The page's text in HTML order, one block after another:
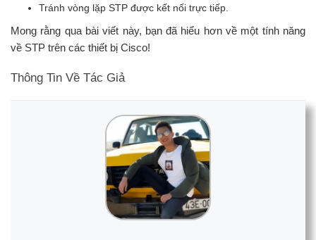
Tránh vòng lặp STP được kết nối trực tiếp.
Mong rằng qua bài viết này, bạn đã hiểu hơn về một tính năng
về STP trên các thiết bị Cisco!
Thông Tin Về Tác Giả